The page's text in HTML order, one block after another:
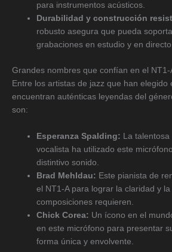
para instrumentos acústicos.
Durabilidad y construcción
robusto asegura que pueda
grabaciones en estudio y en
Grandes nombres que confían en el NT1-
Entre los artistas de jazz que han elegido
encuentran auténticas leyendas del
son:
Esperanza Spalding: La
vocalista ha utilizado este
distintivo sonido.
Brad Mehldau: Este pianista de
el NT1-A para lograr la claridad y
composiciones requieren.
Chick Corea: Un ícono en el
en este micrófono para presentar
forma única y envolvente.